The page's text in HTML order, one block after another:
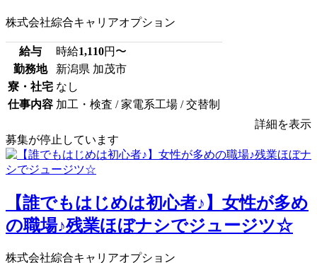
株式会社綜合キャリアオプション
給与 時給1,110円〜
勤務地
新潟県 加茂市
寮・社宅 なし
仕事内容 加工・検査 / 家電系工場 / 交替制
詳細を表示
募集が停止しています
【誰でもはじめは初心者♪】女性が多め
の職場♪残業ほぼナシでジュージツ☆
株式会社綜合キャリアオプション